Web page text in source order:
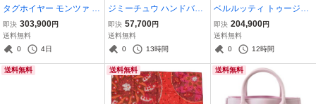
タグホイヤー モンツァ ク
ロノグラフ CR2113-0 TA
G Heuer 腕時計 ウォッチ
黒文字盤 【安心保証】
即決 303,900円
送料無料
0
4日
ジミーチュウ ハンドバッ
グ CHOO BOOK レザー JI
MMY CHOO 2way 白 【安
心保証】
即決 57,700円
送料無料
0
13時間
ベルルッティ トゥージュ
ール カリグラフィ トート
バッグ Berluti バッグ ビジ
ネスバッグ メンズ 【安心
即決 204,900円
送料無料
0
12時間
送料無料 送料無料 送料無料